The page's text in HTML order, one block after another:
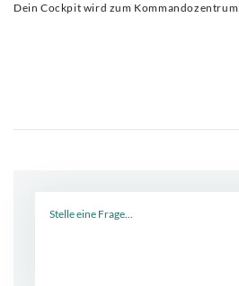
Dein Cockpit wird zum